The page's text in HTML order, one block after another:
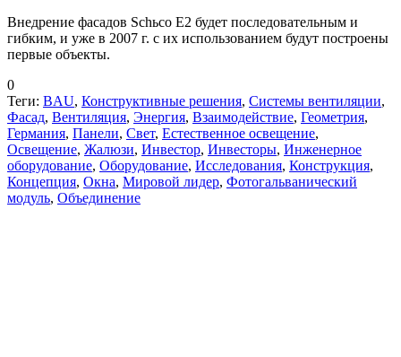
Внедрение фасадов Schьco Е2 будет последовательным и
гибким, и уже в 2007 г. с их использованием будут построены
первые объекты.
0
Теги: BAU, Конструктивные решения, Системы вентиляции,
Фасад, Вентиляция, Энергия, Взаимодействие, Геометрия,
Германия, Панели, Свет, Естественное освещение,
Освещение, Жалюзи, Инвестор, Инвесторы, Инженерное
оборудование, Оборудование, Исследования, Конструкция,
Концепция, Окна, Мировой лидер, Фотогальванический
модуль, Объединение